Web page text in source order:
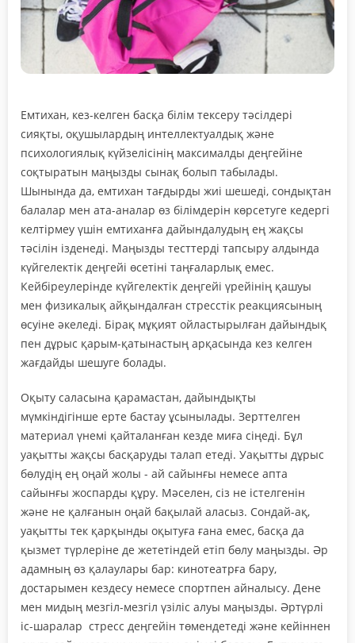
Емтихан, кез-келген басқа білім тексеру тәсілдері
сияқты, оқушылардың интеллектуалдық және
психологиялық күйзелісінің максималды деңгейіне
соқтыратын маңызды сынақ болып табылады.
Шынында да, емтихан тағдырды жиі шешеді, сондықтан
балалар мен ата-аналар өз білімдерін көрсетуге кедергі
келтірмеу үшін емтиханға дайындалудың ең жақсы
тәсілін ізденеді. Маңызды тесттерді тапсыру алдында
күйгелектік деңгейі өсетіні таңғаларлық емес.
Кейбіреулерінде күйгелектік деңгейі үрейінің қашуы
мен физикалық айқындалған стресстік реакциясының
өсуіне әкеледі. Бірақ мұқият ойластырылған дайындық
пен дұрыс қарым-қатынастың арқасында кез келген
жағдайды шешуге болады.
Оқыту саласына қарамастан, дайындықты
мүмкіндігінше ерте бастау ұсынылады. Зерттелген
материал үнемі қайталанған кезде миға сіңеді. Бұл
уақытты жақсы басқаруды талап етеді. Уақытты дұрыс
бөлудің ең оңай жолы - ай сайынғы немесе апта
сайынғы жоспарды құру. Мәселен, сіз не істелгенін
және не қалғанын оңай бақылай аласыз. Сондай-ақ,
уақытты тек қарқынды оқытуға ғана емес, басқа да
қызмет түрлеріне де жететіндей етіп бөлу маңызды. Әр
адамның өз қалаулары бар: кинотеатрға бару,
достарымен кездесу немесе спортпен айналысу. Дене
мен мидың мезгіл-мезгіл үзіліс алуы маңызды. Әртүрлі
іс-шаралар стресс деңгейін төмендетеді және кейіннен